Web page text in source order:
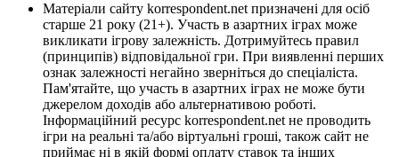
Матеріали сайту korrespondent.net призначені для осіб
старше 21 року (21+). Участь в азартних іграх може
викликати ігрову залежність. Дотримуйтесь правил
(принципів) відповідальної гри. При виявленні перших
ознак залежності негайно зверніться до спеціаліста.
Пам'ятайте, що участь в азартних іграх не може бути
джерелом доходів або альтернативою роботі.
Інформаційний ресурс korrespondent.net не проводить
ігри на реальні та/або віртуальні гроші, також сайт не
приймає ні в якій формі оплату ставок та інших